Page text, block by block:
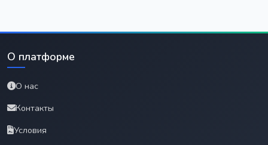
О платформе
О нас
Контакты
Условия